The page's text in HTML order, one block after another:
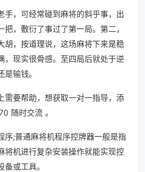
手，可经常碰到麻将的斜乎事，出
把，敷衍了事过了第一局。第二，
胡，按道理说，这场麻将下来是稳
，现实很骨感。至四局后就处于逆
输钱。
需要帮助，想获取一对一指导，添
随时交流 。
序;普通麻将机程序控牌器一般是指
将机进行复杂安装操作就能实现控
或工具。